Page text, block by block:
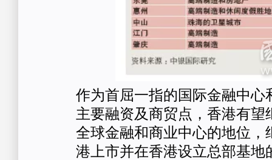
作为首屈一指的国际金融中心
主要融资及商贸点，香港有望
全球金融和商业中心的地位，
港上市并在香港设立总部基地